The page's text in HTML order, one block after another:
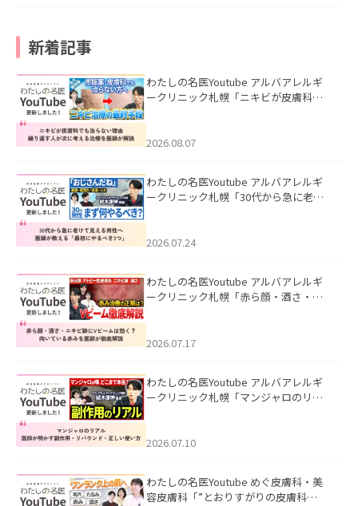
新着記事
わたしの名医Youtube アルバアレルギ
ークリニック札幌「ニキビが皮膚科で
ました。
2026.08.07
わたしの名医Youtube アルバアレルギ
ークリニック札幌「30代から急に老け
た。
2026.07.24
わたしの名医Youtube アルバアレルギ
ークリニック札幌「赤ら顔・酒さ・ニ
した。
2026.07.17
わたしの名医Youtube アルバアレルギ
ークリニック札幌「マンジャロのリア
た。
2026.07.10
わたしの名医Youtube めぐ皮膚科・美
容皮膚科「”とおりすがりの皮膚科